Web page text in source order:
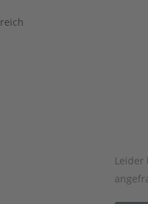
Leider